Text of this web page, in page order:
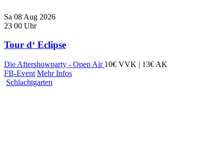
Sa 08 Aug 2026
23 00 Uhr
Tour d‘ Eclipse
Die Aftershowparty - Open Air 10€ VVK | 13€ AK
FB-Event Mehr Infos
Schlachtgarten